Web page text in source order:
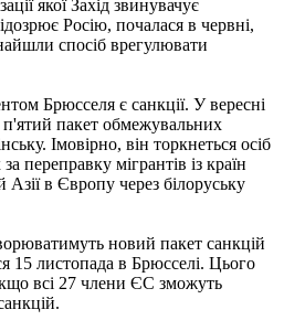
якої Захід звинувачує
Росію, почалася в червні,
спосіб врегулювати
Брюсселя є санкції. У вересні
пакет обмежувальних
Імовірно, він торкнеться осіб
переправку мігрантів із країн
в Європу через білоруську
новий пакет санкцій
15 листопада в Брюсселі. Цього
всі 27 члени ЄС зможуть